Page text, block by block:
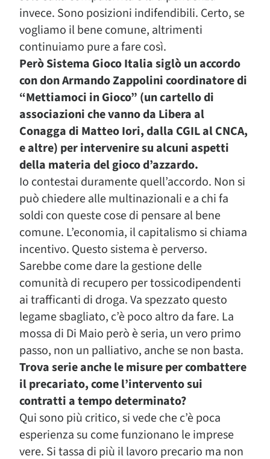
invece. Sono posizioni indifendibili. Certo, se
vogliamo il bene comune, altrimenti
continuiamo pure a fare così.
Però Sistema Gioco Italia siglò un accordo
con don Armando Zappolini coordinatore di
“Mettiamoci in Gioco” (un cartello di
associazioni che vanno da Libera al
Conagga di Matteo Iori, dalla CGIL al CNCA,
e altre) per intervenire su alcuni aspetti
della materia del gioco d’azzardo.
Io contestai duramente quell’accordo. Non si
può chiedere alle multinazionali e a chi fa
soldi con queste cose di pensare al bene
comune. L’economia, il capitalismo si chiama
incentivo. Questo sistema è perverso.
Sarebbe come dare la gestione delle
comunità di recupero per tossicodipendenti
ai trafficanti di droga. Va spezzato questo
legame sbagliato, c’è poco altro da fare. La
mossa di Di Maio però è seria, un vero primo
passo, non un palliativo, anche se non basta.
Trova serie anche le misure per combattere
il precariato, come l’intervento sui
contratti a tempo determinato?
Qui sono più critico, si vede che c’è poca
esperienza su come funzionano le imprese
vere. Si tassa di più il lavoro precario ma non